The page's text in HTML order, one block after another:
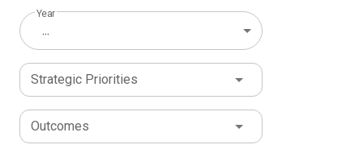
Year
...
Strategic Priorities
Outcomes